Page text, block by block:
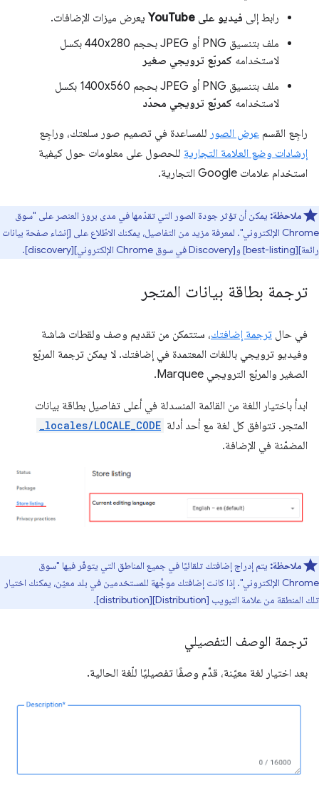
رابط إلى فيديو على YouTube
يعرض ميزات الإضافات.
ملف بتنسيق PNG أو JPEG بحجم 440x280 بكسل
لاستخدامه كمربّع ترويجي صغير
ملف بتنسيق PNG أو JPEG بحجم 1400x560 بكسل
لاستخدامه كمربّع ترويجي محدّد
راجِع القسم عرض الصور للمساعدة في تصميم صور سلعتك، وراجِع
إرشادات وضع العلامة التجارية للحصول على معلومات حول كيفية
استخدام علامات Google التجارية.
ملاحظة: يمكن أن تؤثر جودة الصور التي تقدّمها في مدى بروز العنصر على "سوق
Chrome الإلكتروني". لمعرفة مزيد من التفاصيل، يمكنك الاطّلاع على [إنشاء صفحة بيانات
رائعة][best-listing] و[Discovery في سوق Chrome الإلكتروني][discovery].
ترجمة بطاقة بيانات المتجر
في حال ترجمة إضافتك، ستتمكن من تقديم وصف ولقطات شاشة
وفيديو ترويجي باللغات المعتمدة في إضافتك. لا يمكن ترجمة المربّع
الصغير والمربّع الترويجي Marquee.
ابدأ باختيار اللغة من القائمة المنسدلة في أعلى تفاصيل بطاقة بيانات
المتجر. تتوافق كل لغة مع أحد أدلة _locales/LOCALE_CODE
المضمّنة في الإضافة.
ملاحظة: يتم إدراج إضافتك تلقائيًا في جميع المناطق التي يتوفّر فيها "سوق
Chrome الإلكتروني". إذا كانت إضافتك موجَّهة للمستخدمين في بلد معيّن، يمكنك اختيار
تلك المنطقة من علامة التبويب [Distribution][distribution].
ترجمة الوصف التفصيلي
بعد اختيار لغة معيّنة، قدِّم وصفًا تفصيليًا للّغة الحالية.